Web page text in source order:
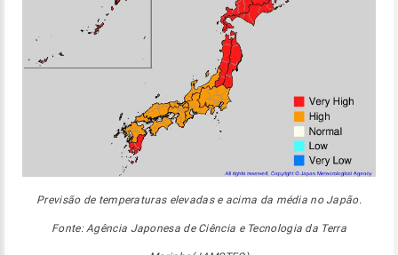
Previsão de temperaturas elevadas e acima da média no Japão.
Fonte: Agência Japonesa de Ciência e Tecnologia da Terra